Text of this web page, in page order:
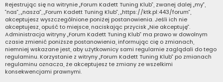
Rejestrując się na witrynie „Forum Kadett Tuning Klub”, zwanej dalej „my”,
”nas”, „nasza”, „Forum Kadett Tuning Klub”, „https://ktk.pl:443/forum”,
akceptujesz wyszczególnione poniżej postanowienia. Jeśli ich nie
akceptujesz, opuść to miejsce, naciskając przycisk „Nie akceptuję”.
Administracja witryny „Forum Kadett Tuning Klub” ma prawo w dowolnym
czasie zmienić poniższe postanowienia, informując cię o zmianach,
niemniej wskazane jest, aby użytkownicy sami regularnie zaglądali do tego
regulaminu. Korzystanie z witryny „Forum Kadett Tuning Klub” po zmianach
regulaminu oznacza, że akceptujesz te zmiany ze wszelkimi
konsekwencjami prawnymi.